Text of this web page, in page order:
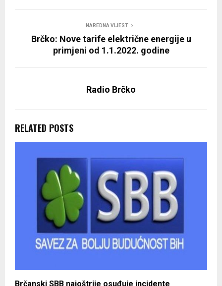
NAREDNA VIJEST
Brčko: Nove tarife električne energije u
primjeni od 1.1.2022. godine
Radio Brčko
RELATED POSTS
Brčanski SBB najoštrije osuđuje incidente